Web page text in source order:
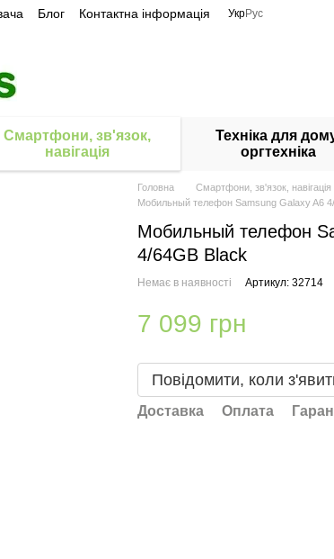
Блог Контактна інформація УкрРус
Смартфони, зв'язок,
навігація
Техніка для
оргтехніка
Головна Смартфони, зв'язок, навігація
Мобильный телефон Samsung Galaxy A6
Мобильный телефон
4/64GB Black
Немає в наявності Артикул: 32714
7 099 грн
Повідомити, коли
Доставка Оплата